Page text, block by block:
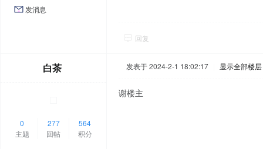
发消息
回复
白茶
0
主题
277
回帖
564
积分
发表于 2024-2-1 18:02:17 显示全部楼层
谢楼主